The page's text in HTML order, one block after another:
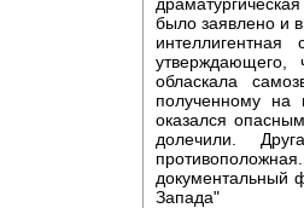
было заявлено и
обласкала
полученному на
оказался
долечили.
документальный
Запада"